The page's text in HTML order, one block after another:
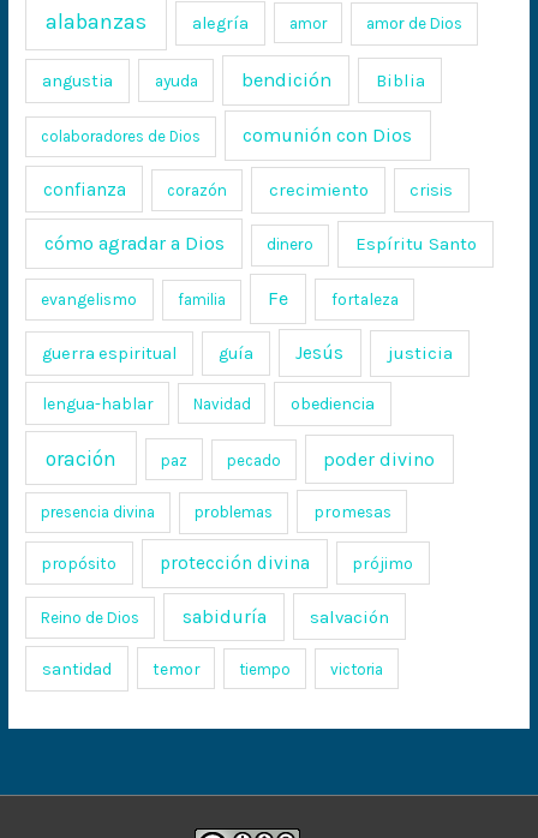
alabanzas alegría amor amor de Dios
angustia ayuda bendición Biblia
colaboradores de Dios comunión con Dios
confianza corazón crecimiento crisis
cómo agradar a Dios dinero Espíritu Santo
evangelismo familia Fe fortaleza
guerra espiritual guía Jesús justicia
lengua-hablar Navidad obediencia
oración paz pecado poder divino
presencia divina problemas promesas
propósito protección divina prójimo
Reino de Dios sabiduría salvación
santidad temor tiempo victoria